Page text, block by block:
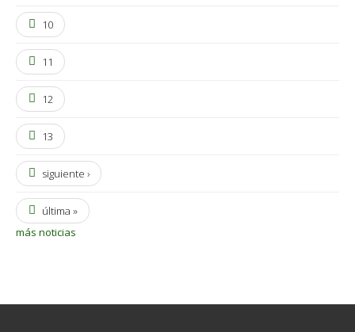
10
11
12
13
siguiente ›
última »
más noticias